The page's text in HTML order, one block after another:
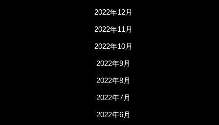
2022年12月
2022年11月
2022年10月
2022年9月
2022年8月
2022年7月
2022年6月